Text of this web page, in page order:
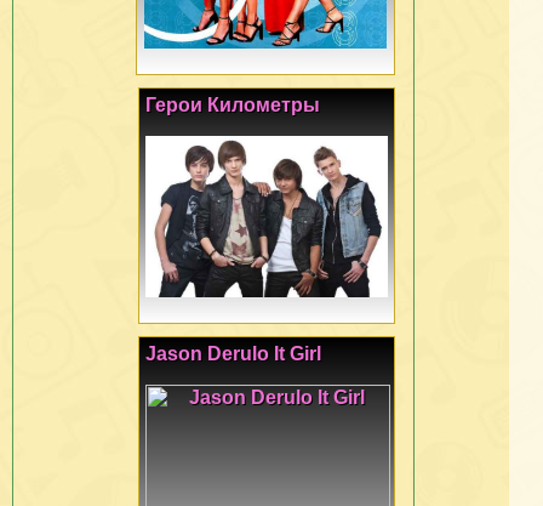
Герои Километры
Jason Derulo It Girl